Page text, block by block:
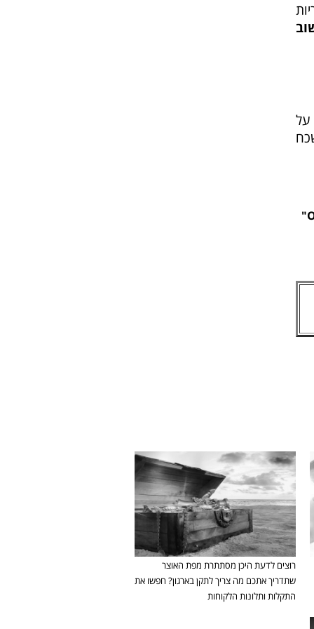
על
רוצים לדעת היכן מסתתרת מפת האוצר
שתדריך אתכם מה צריך לתקן בארגון? חפשו את
התקלות ותלונות הלקוחות